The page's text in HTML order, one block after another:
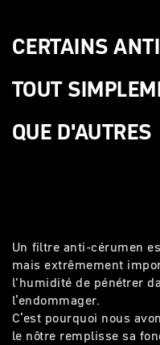
CERTAINS
TOUT
QUE D'AUTRES
Un filtre anti-cérumen
mais extrêmement
l'humidité de pénétrer
l’endommager.
C’est pourquoi nous
le nôtre remplisse sa